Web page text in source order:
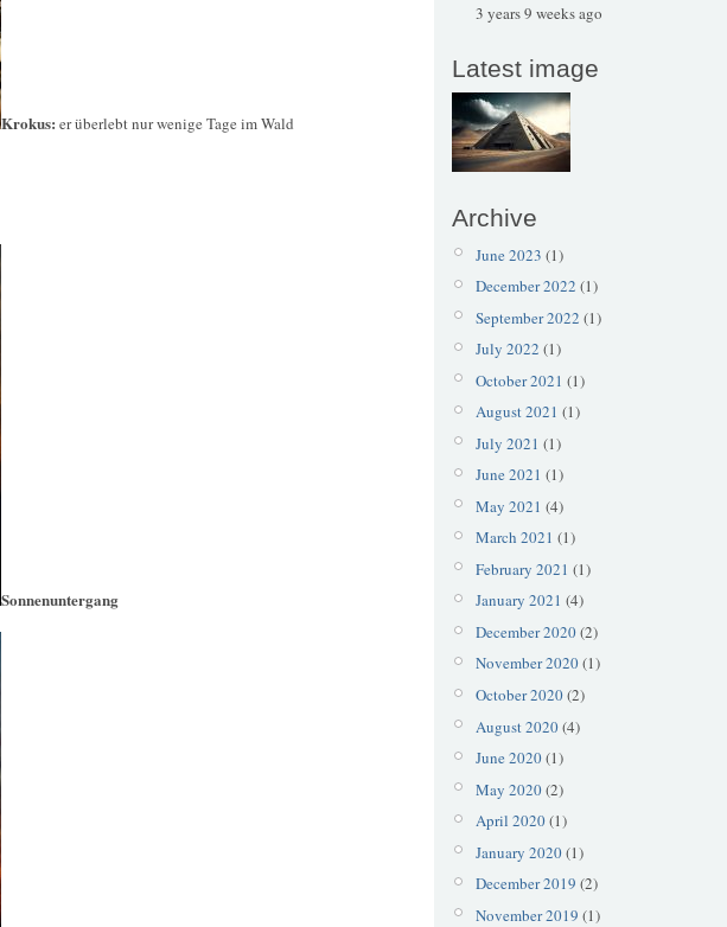
Krokus: er überlebt nur wenige Tage im Wald
Sonnenuntergang
3 years 9 weeks ago
Latest image
Archive
June 2023 (1)
December 2022 (1)
September 2022 (1)
July 2022 (1)
October 2021 (1)
August 2021 (1)
July 2021 (1)
June 2021 (1)
May 2021 (4)
March 2021 (1)
February 2021 (1)
January 2021 (4)
December 2020(2)
November 2020(1)
October 2020(2)
August 2020(4)
June 2020(1)
May 2020(2)
April 2020(1)
January 2020(1)
December 2019 (2)
November 2019 (1)